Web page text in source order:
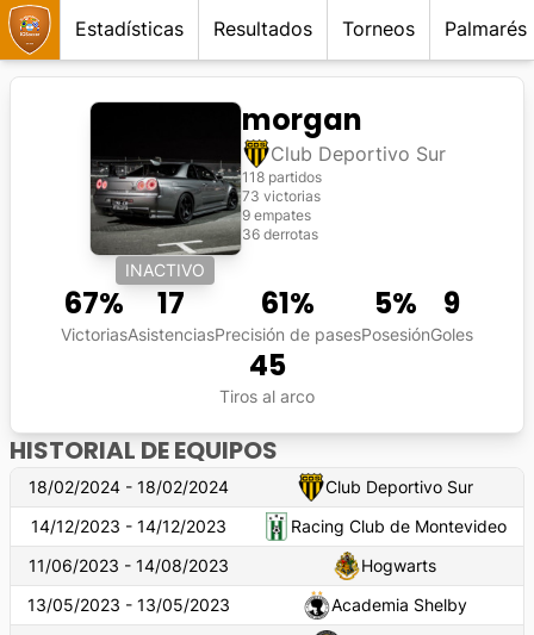
Estadísticas Resultados Torneos Palmarés
INACTIVO
morgan
Club Deportivo Sur
118 partidos
73 victorias
9 empates
36 derrotas
67%
Victorias
17
Asistencias
61%
Precisión de pases
5%
Posesión
9
Goles
45
Tiros al arco
HISTORIAL DE EQUIPOS
18/02/2024 - 18/02/2024
Club Deportivo Sur
14/12/2023 - 14/12/2023
Racing Club de Montevideo
11/06/2023 - 14/08/2023
Hogwarts
13/05/2023 - 13/05/2023
Academia Shelby